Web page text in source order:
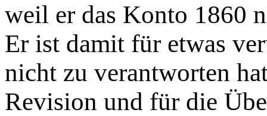
weil er das Konto 1860
Er ist damit für etwas
nicht zu verantworten
Revision und für die